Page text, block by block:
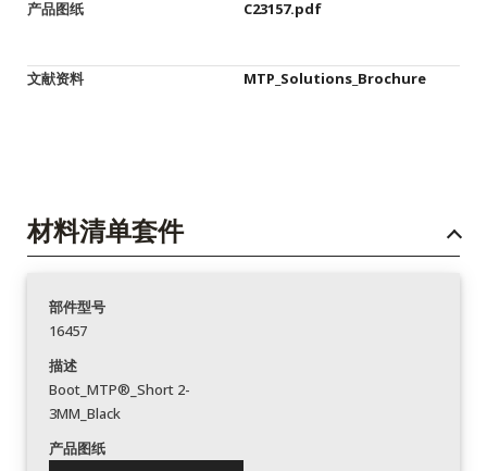
产品图纸 C23157.pdf
文献资料 MTP_Solutions_Brochure
材料清单套件
部件型号
16457
描述
Boot_MTP®_Short 2-
3MM_Black
产品图纸